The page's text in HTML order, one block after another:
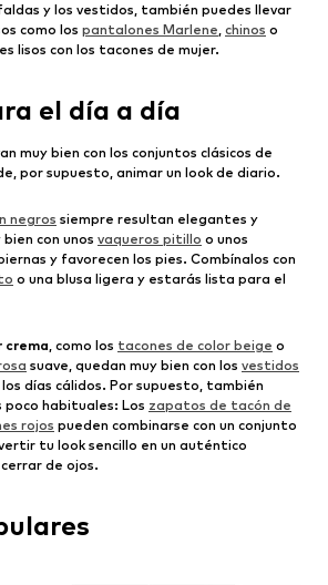
y los vestidos, también puedes llevar
como los pantalones Marlene, chinos o
lisos con los tacones de mujer.
el día a día
muy bien con los conjuntos clásicos de
por supuesto, animar un look de diario.
negros siempre resultan elegantes y
con unos vaqueros pitillo o unos
y favorecen los pies. Combínalos con
o una blusa ligera y estarás lista para el
crema, como los tacones de color beige o
suave, quedan muy bien con los vestidos
días cálidos. Por supuesto, también
poco habituales: Los zapatos de tacón de
rojos pueden combinarse con un conjunto
tu look sencillo en un auténtico
de ojos.